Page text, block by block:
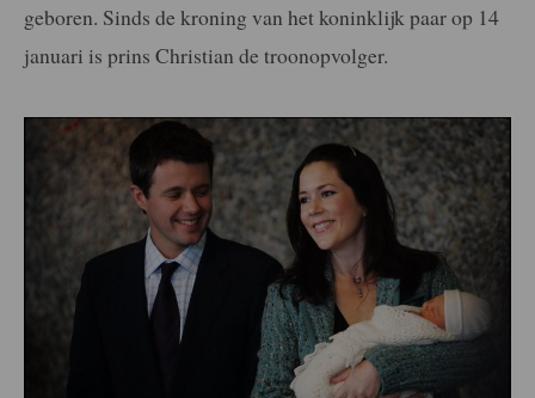
geboren. Sinds de kroning van het koninklijk paar op 14
januari is prins Christian de troonopvolger.